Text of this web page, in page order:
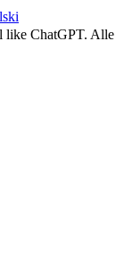
like ChatGPT. Alle